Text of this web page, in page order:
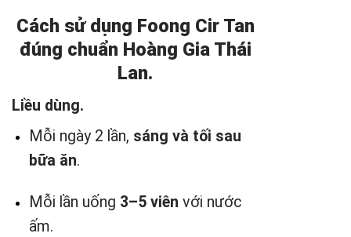
Cách sử dụng Foong Cir Tan
đúng chuẩn Hoàng Gia Thái
Lan.
Liều dùng.
Mỗi ngày 2 lần, sáng và tối sau
bữa ăn.
Mỗi lần uống 3–5 viên với nước
ấm.